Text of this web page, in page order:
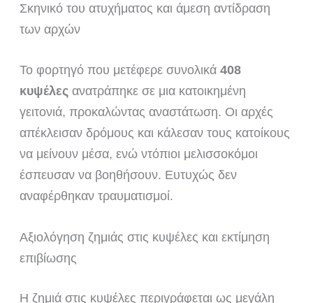
Σκηνικό του ατυχήματος και άμεση αντίδραση
των αρχών
Το φορτηγό που μετέφερε συνολικά408
κυψέλες ανατράπηκε σε μια κατοικημένη
γειτονιά, προκαλώντας αναστάτωση. Οι αρχές
απέκλεισαν δρόμους και κάλεσαν τους κατοίκους
να μείνουν μέσα, ενώ ντόπιοι μελισσοκόμοι
έσπευσαν να βοηθήσουν. Ευτυχώς δεν
αναφέρθηκαν τραυματισμοί.
Αξιολόγηση ζημιάς στις κυψέλες και εκτίμηση
επιβίωσης
Η ζημιά στις κυψέλες περιγράφεται ως μεγάλη